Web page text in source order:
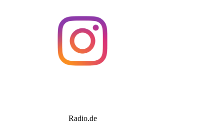
Radio.de